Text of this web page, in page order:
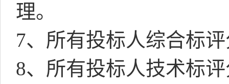
理。
7、所有投标人综合标
8、所有投标人技术标